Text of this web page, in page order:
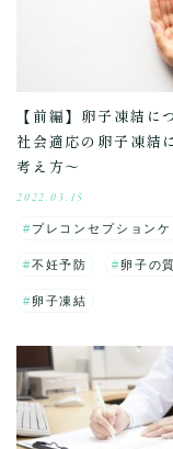
【前編】卵子凍結に
社会適応の卵子凍結
考え方～
2022.03.15
プレコンセプションケ
不妊予防 卵子の質
卵子凍結